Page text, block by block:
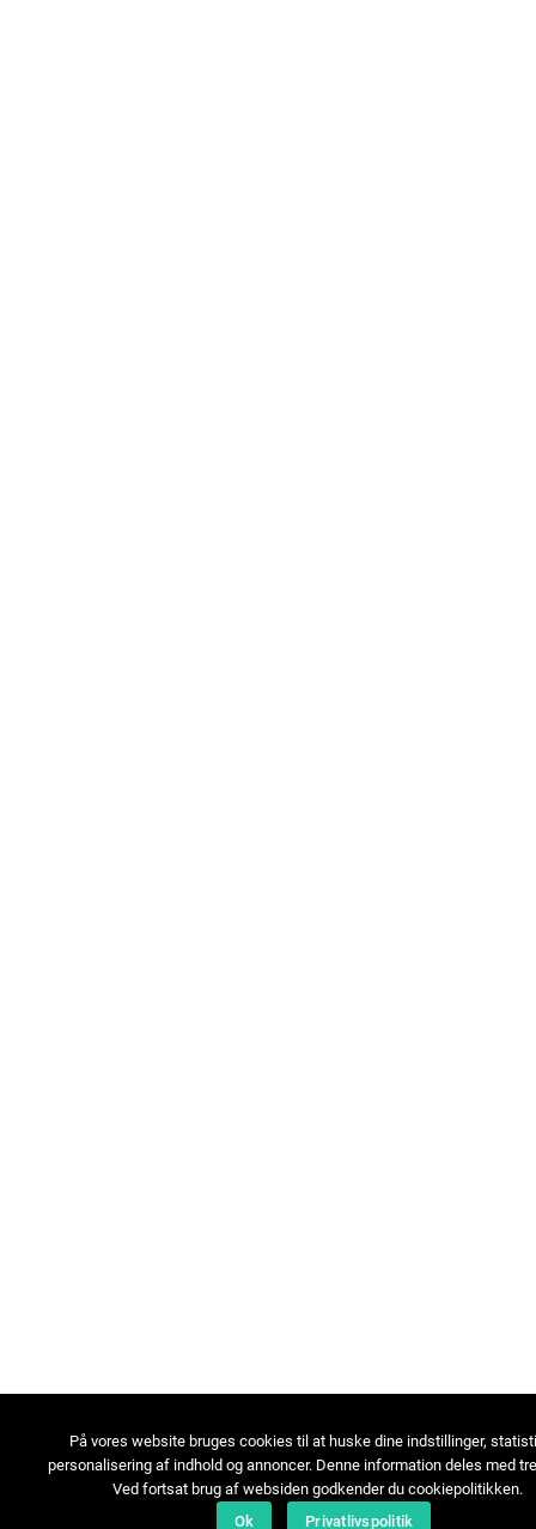
På vores website bruges cookies til at huske dine indstillinger,
personalisering af indhold og annoncer. Denne information deles med
Ved fortsat brug af websiden godkender du cookiepolitikken.
Ok
Privatlivspolitik